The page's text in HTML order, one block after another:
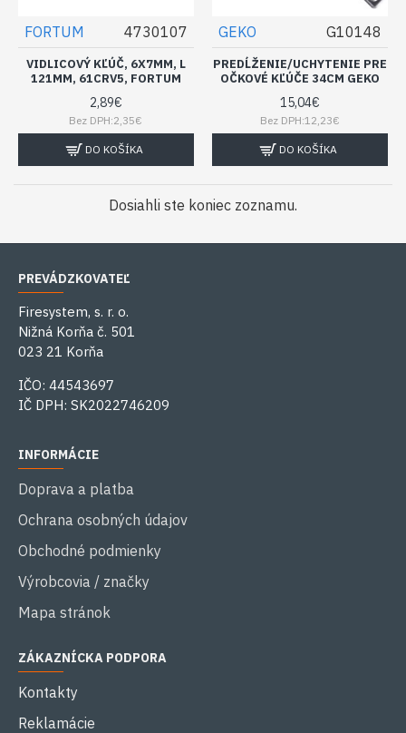
FORTUM 4730107
VIDLICOVÝ KĽÚČ, 6X7MM, L
121MM, 61CRV5, FORTUM
2,89€
Bez DPH:2,35€
DO KOŠÍKA
GEKO G10148
PREDĹŽENIE/UCHYTENIE PRE
OČKOVÉ KĽÚČE 34CM GEKO
15,04€
Bez DPH:12,23€
DO KOŠÍKA
Dosiahli ste koniec zoznamu.
PREVÁDZKOVATEĽ
Firesystem, s. r. o.
Nižná Korňa č. 501
023 21 Korňa
IČO: 44543697
IČ DPH: SK2022746209
INFORMÁCIE
Doprava a platba
Ochrana osobných údajov
Obchodné podmienky
Výrobcovia / značky
Mapa stránok
ZÁKAZNÍCKA PODPORA
Kontakty
Reklamácie